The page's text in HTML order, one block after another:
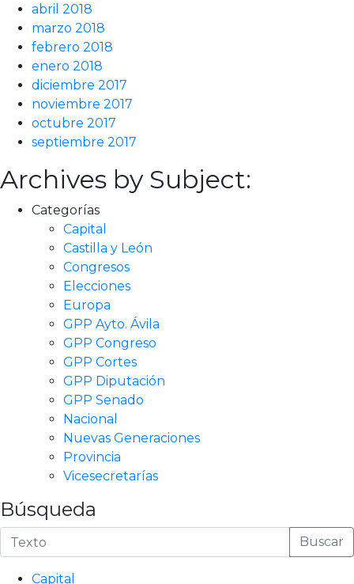
abril 2018
marzo 2018
febrero 2018
enero 2018
diciembre 2017
noviembre 2017
octubre 2017
septiembre 2017
Archives by Subject:
Categorías
Capital
Castilla y León
Congresos
Elecciones
Europa
GPP Ayto. Ávila
GPP Congreso
GPP Cortes
GPP Diputación
GPP Senado
Nacional
Nuevas Generaciones
Provincia
Vicesecretarías
Búsqueda
Buscar
Capital